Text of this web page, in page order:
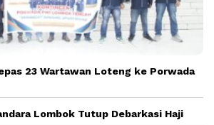
23 Wartawan Loteng ke Porwada
Lombok Tutup Debarkasi Haji